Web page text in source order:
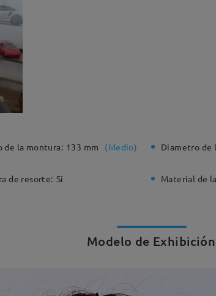
de la montura: 133 mm (Medio) Diametro de
de resorte: Sí Material de
Modelo de Exhibición